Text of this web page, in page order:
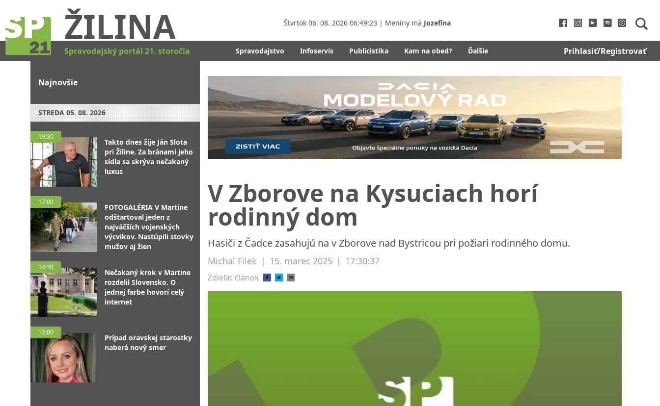
ŽILINA Štvrtok 06. 08. 2026 06:49:25 | Meniny má Jozefína
Spravodajský portál 21. storočia Spravodajstvo Infoservis Publicistika Kam na obed? Ďalšie Prihlasiť/Registrovať
Najnovšie
STREDA 05. 08. 2026
19:30
Takto dnes žije Ján Slota
pri Žiline. Za bránami jeho
sídla sa skrýva nečakaný
luxus
17:00
FOTOGALÉRIA V Martine
odštartoval jeden z
najväčších vojenských
výcvikov. Nastúpili stovky
mužov aj žien
14:30
Nečakaný krok v Martine
rozdelil Slovensko. O
jednej farbe hovorí celý
internet
12:00
Prípad oravskej starostky
naberá nový smer
V Zborove na Kysuciach horí
rodinný dom
Hasiči z Čadce zasahujú na v Zborove nad Bystricou pri požiari rodinného domu.
Michal Filek | 15. marec 2025 | 17:30:37
Zdieľať článok